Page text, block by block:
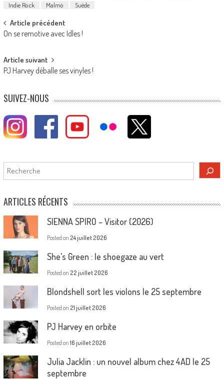
Indie Rock
Malmö Suède
Post
navigation
Article précédent
On se remotive avec Idles !
Article suivant
PJ Harvey déballe ses vinyles !
SUIVEZ-NOUS
Rechercher
ARTICLES RÉCENTS
SIENNA SPIRO – Visitor (2026)
Posted on 24 juillet 2026
She’s Green : le shoegaze au vert
Posted on 22 juillet 2026
Blondshell sort les violons le 25 septembre
Posted on 21 juillet 2026
PJ Harvey en orbite
Posted on 16 juillet 2026
Julia Jacklin : un nouvel album chez 4AD le 25
septembre